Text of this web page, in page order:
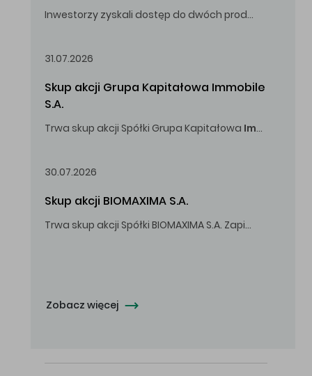
Inwestorzy zyskali dostęp do dwóch produktów umożliwiających inwestowanie w obligacje skarbowe.
31.07.2026
Skup akcji Grupa Kapitałowa Immobile
S.A.
Trwa skup akcji Spółki Grupa Kapitałowa Immobile
30.07.2026
Skup akcji BIOMAXIMA S.A.
Trwa skup akcji Spółki BIOMAXIMA S.A. Zapisy do 4 sierpnia 2026 r. do godz. 16.00.
Zobacz więcej